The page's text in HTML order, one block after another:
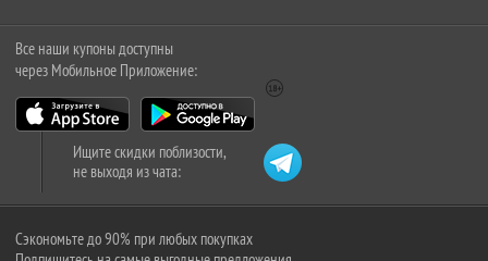
Все наши купоны доступны
через Мобильное Приложение:
Ищите скидки поблизости,
не выходя из чата:
Сэкономьте до 90% при любых покупках